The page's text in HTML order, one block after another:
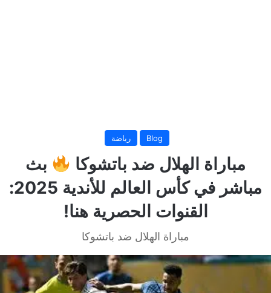
Blog رياضة
مباراة الهلال ضد باتشوكا
بث
مباشر في كأس العالم للأندية 2025:
القنوات الحصرية هنا!
مباراة الهلال ضد باتشوكا